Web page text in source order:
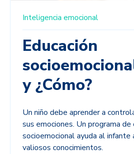
Inteligencia emocional
Educación
y ¿Cómo?
Un niño debe aprender a
sus emociones. Un programa de
socioemocional ayuda al infante
valiosos conocimientos.